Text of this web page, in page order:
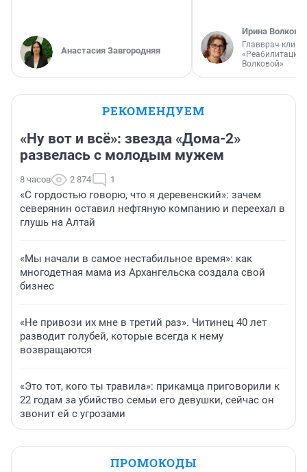
Анастасия Завгородняя
Ирина Волкова
Главврач
«Реабилитация
Волковой»
РЕКОМЕНДУЕМ
«Ну вот и всё»: звезда «Дома-2»
развелась с молодым мужем
8 часов 2 874 1
«С гордостью говорю, что я деревенский»: зачем
северянин оставил нефтяную компанию и переехал в
глушь на Алтай
«Мы начали в самое нестабильное время»: как
многодетная мама из Архангельска создала свой
бизнес
«Не привози их мне в третий раз». Читинец 40 лет
разводит голубей, которые всегда к нему
возвращаются
«Это тот, кого ты травила»: прикамца приговорили к
22 годам за убийство семьи его девушки, сейчас он
звонит ей с угрозами
ПРОМОКОДЫ